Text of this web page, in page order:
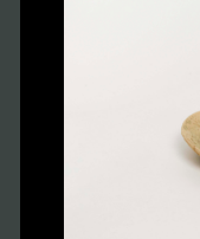
博物館のご案内